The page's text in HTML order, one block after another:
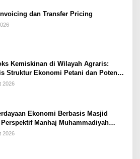
dan Transfer Pricing
Kemiskinan di Wilayah Agraris:
Struktur Ekonomi Petani dan Potensi
Berbasis Masjid di Kabupaten
2026
Ekonomi Berbasis Masjid
Perspektif Manhaj Muhammadiyah
Keluarga Sakinah di
2026